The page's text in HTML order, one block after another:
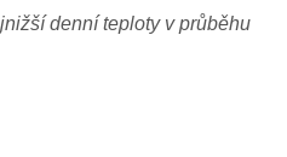
denní teploty v průběhu